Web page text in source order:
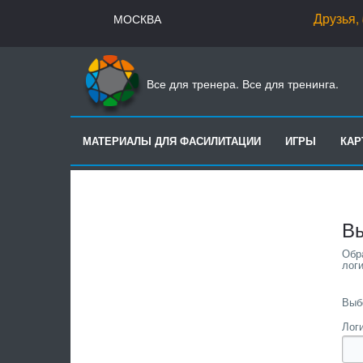
МОСКВА Друзья,
Все для тренера. Все для тренинга.
МАТЕРИАЛЫ ДЛЯ ФАСИЛИТАЦИИ ИГРЫ